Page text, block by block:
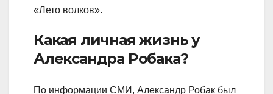
«Лето волков».
Какая личная жизнь у
Александра Робака?
По информации СМИ, Александр Робак был